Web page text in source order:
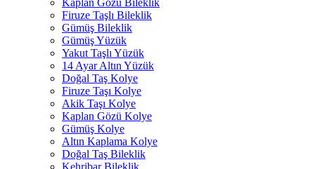
Kaplan Gözü Bileklik
Firuze Taşlı Bileklik
Gümüş Bileklik
Gümüş Yüzük
Yakut Taşlı Yüzük
14 Ayar Altın Yüzük
Doğal Taş Kolye
Firuze Taşı Kolye
Akik Taşı Kolye
Kaplan Gözü Kolye
Gümüş Kolye
Altın Kaplama Kolye
Doğal Taş Bileklik
Kehribar Bileklik